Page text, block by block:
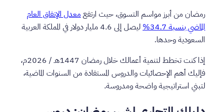
رمضان من أبرز مواسم التسوق، حيث ارتفعمعدل الإنفاق العام
الماضي بنسبة 34.7%
ليصل إلى 4.6 مليار دولار في المملكة العربية
السعودية وحدها.
إذا كنت تخطط لتنمية أعمالك خلال رمضان 1447هـ / 2026م،
فإليك أهم الإحصائيات والدروس المستفادة من السنوات الماضية،
لتبني استراتيجية واضحة ومدروسة.